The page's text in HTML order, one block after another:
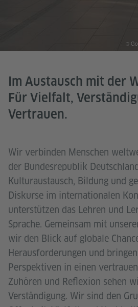
©
Im Austausch mit der
Für Vielfalt,
Vertrauen.
Wir verbinden Menschen
der Bundesrepublik
Kulturaustausch, Bildung und
Diskurse im internationalen
unterstützen das Lehren und
Sprache. Gemeinsam mit
wir den Blick auf globale
Herausforderungen und
Perspektiven in einen
Zuhören und Reflexion sehen
Verständigung. Wir sind den